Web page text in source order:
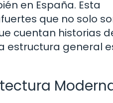
en España. Esta
que no solo
cuentan historias
estructura general